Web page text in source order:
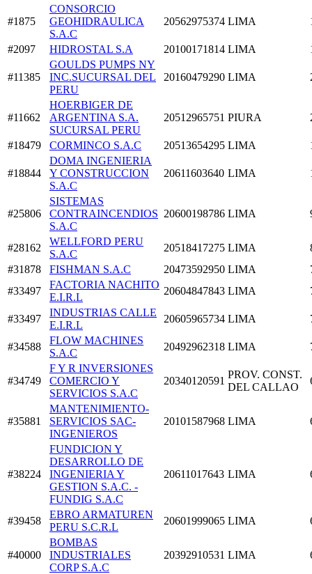
#1875
CONSORCIO
GEOHIDRAULICA
S.A.C
20562975374 LIMA
#2097 HIDROSTAL S.A 20100171814 LIMA
#11385
GOULDS PUMPS NY
INC.SUCURSAL DEL
PERU
20160479290 LIMA
#11662
HOERBIGER DE
ARGENTINA S.A.
SUCURSAL PERU
20512965751 PIURA
#18479 CORMINCO S.A.C 20513654295 LIMA
#18844
DOMA INGENIERIA
Y CONSTRUCCION
S.A.C
20611603640 LIMA
#25806
SISTEMAS
CONTRAINCENDIOS
S.A.C
20600198786 LIMA
#28162
WELLFORD PERU
S.A.C
20518417275 LIMA
#31878
FISHMAN S.A.C 20473592950 LIMA
#33497
FACTORIA NACHITO
E.I.R.L
20604847843 LIMA
#33497
INDUSTRIAS CALLE
E.I.R.L
20605965734 LIMA
#34588
FLOW MACHINES
S.A.C
20492962318 LIMA
#34749
F Y R INVERSIONES
COMERCIO Y
SERVICIOS S.A.C
20340120591
PROV. CONST.
DEL CALLAO
#35881
MANTENIMIENTO-
SERVICIOS SAC-
INGENIEROS
20101587968 LIMA
#38224
FUNDICION Y
DESARROLLO DE
INGENIERIA Y
GESTION S.A.C. -
FUNDIG S.A.C
20611017643 LIMA
#39458
EBRO ARMATUREN
PERU S.C.R.L
20601999065 LIMA
#40000
BOMBAS
INDUSTRIALES
CORP S.A.C
20392910531 LIMA